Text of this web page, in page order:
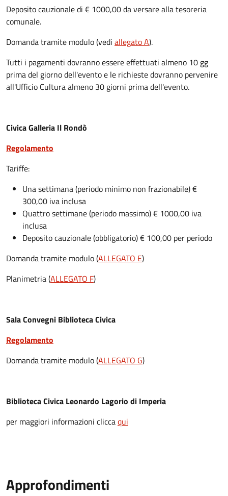
Deposito cauzionale di € 1000,00 da versare alla tesoreria
comunale.
Domanda tramite modulo (vedi allegato A).
Tutti i pagamenti dovranno essere effettuati almeno 10 gg
prima del giorno dell'evento e le richieste dovranno pervenire
all'Ufficio Cultura almeno 30 giorni prima dell'evento.
Civica Galleria Il Rondò
Regolamento
Tariffe:
Una settimana (periodo minimo non frazionabile) €
300,00 iva inclusa
Quattro settimane (periodo massimo) € 1000,00 iva
inclusa
Deposito cauzionale (obbligatorio) € 100,00 per periodo
Domanda tramite modulo (ALLEGATO E)
Planimetria (ALLEGATO F)
Sala Convegni Biblioteca Civica
Regolamento
Domanda tramite modulo (ALLEGATO G)
Biblioteca Civica Leonardo Lagorio di Imperia
per maggiori informazioni cliccaqui
Approfondimenti